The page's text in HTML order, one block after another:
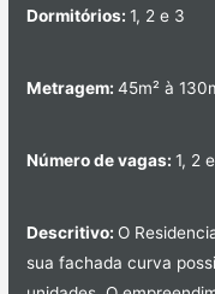
Dormitórios: 1, 2 e 3
Metragem: 45m² à
Número de vagas: 1, 2
Descritivo: O
sua fachada curva